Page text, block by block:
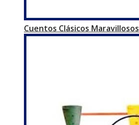
Cuentos Clásicos Maravillosos